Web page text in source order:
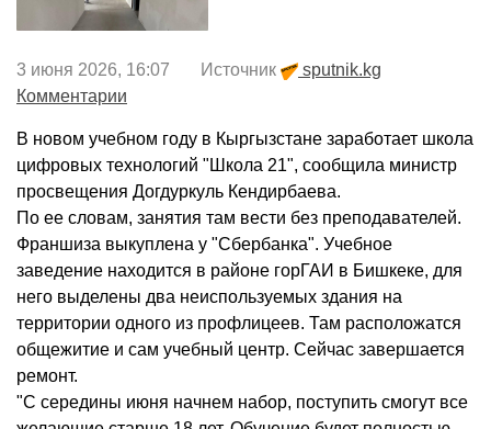
3 июня 2026, 16:07 Источник
sputnik.kg
Комментарии
В новом учебном году в Кыргызстане заработает школа
цифровых технологий "Школа 21", сообщила министр
просвещения Догдуркуль Кендирбаева.
По ее словам, занятия там вести без преподавателей.
Франшиза выкуплена у "Сбербанка". Учебное
заведение находится в районе горГАИ в Бишкеке, для
него выделены два неиспользуемых здания на
территории одного из профлицеев. Там расположатся
общежитие и сам учебный центр. Сейчас завершается
ремонт.
"С середины июня начнем набор, поступить смогут все